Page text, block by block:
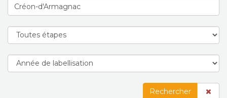
Rechercher